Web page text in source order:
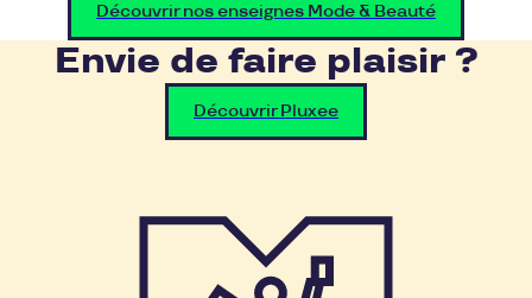
Découvrir nos enseignes Mode & Beauté
Envie de faire plaisir ?
Découvrir Pluxee